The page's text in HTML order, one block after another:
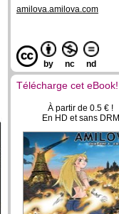
amilova.amilova.com
by nc nd
Télécharge cet eBook!
À partir de 0.5 € !
En HD et sans DRM